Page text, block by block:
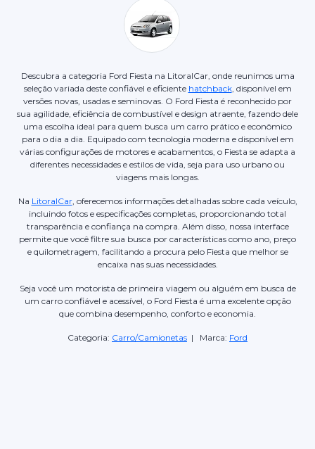
Descubra a categoria Ford Fiesta na LitoralCar, onde reunimos uma
seleção variada deste confiável e eficiente hatchback, disponível em
versões novas, usadas e seminovas. O Ford Fiesta é reconhecido por
sua agilidade, eficiência de combustível e design atraente, fazendo dele
uma escolha ideal para quem busca um carro prático e econômico
para o dia a dia. Equipado com tecnologia moderna e disponível em
várias configurações de motores e acabamentos, o Fiesta se adapta a
diferentes necessidades e estilos de vida, seja para uso urbano ou
viagens mais longas.
Na LitoralCar, oferecemos informações detalhadas sobre cada veículo,
incluindo fotos e especificações completas, proporcionando total
transparência e confiança na compra. Além disso, nossa interface
permite que você filtre sua busca por características como ano, preço
e quilometragem, facilitando a procura pelo Fiesta que melhor se
encaixa nas suas necessidades.
Seja você um motorista de primeira viagem ou alguém em busca de
um carro confiável e acessível, o Ford Fiesta é uma excelente opção
que combina desempenho, conforto e economia.
Categoria: Carro/Camionetas | Marca: Ford